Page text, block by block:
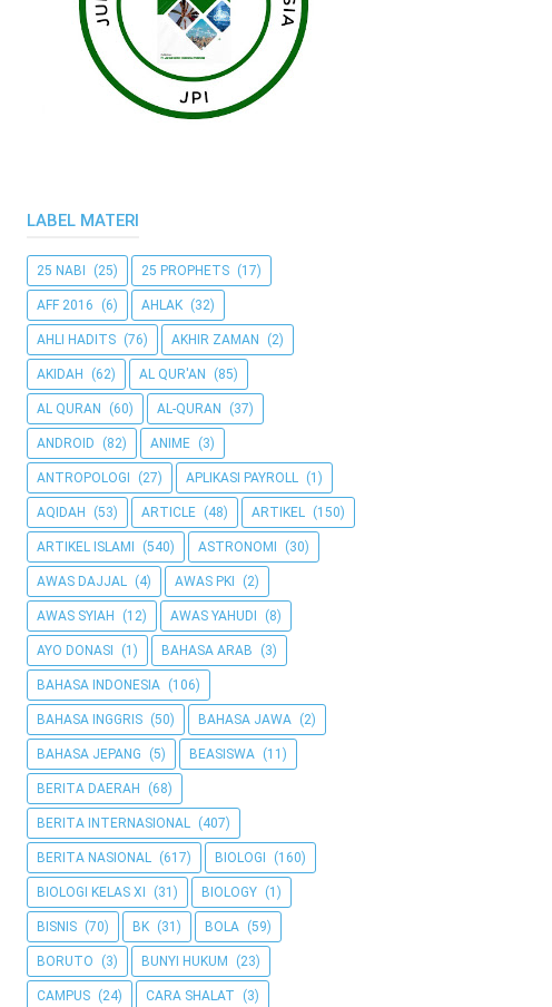
LABEL MATERI
25 NABI (25) 25 PROPHETS (17)
AFF 2016 (6) AHLAK (32)
AHLI HADITS (76) AKHIR ZAMAN (2)
AKIDAH (62) AL QUR'AN (85)
AL QURAN (60) AL-QURAN (37)
ANDROID (82) ANIME (3)
ANTROPOLOGI (27) APLIKASI PAYROLL (1)
AQIDAH (53) ARTICLE (48) ARTIKEL (150)
ARTIKEL ISLAMI (540) ASTRONOMI (30)
AWAS DAJJAL (4) AWAS PKI (2)
AWAS SYIAH (12) AWAS YAHUDI (8)
AYO DONASI (1) BAHASA ARAB (3)
BAHASA INDONESIA (106)
BAHASA INGGRIS (50) BAHASA JAWA (2)
BAHASA JEPANG (5) BEASISWA (11)
BERITA DAERAH (68)
BERITA INTERNASIONAL (407)
BERITA NASIONAL (617) BIOLOGI (160)
BIOLOGI KELAS XI (31) BIOLOGY (1)
BISNIS (70) BK (31) BOLA (59)
BORUTO (3) BUNYI HUKUM (23)
CAMPUS (24) CARA SHALAT (3)